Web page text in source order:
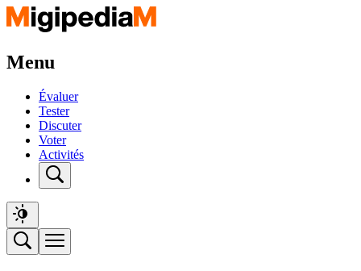
Menu
Évaluer
Tester
Discuter
Voter
Activités